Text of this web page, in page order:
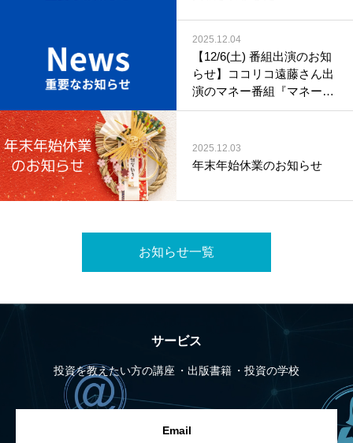
2025.12.04
【12/6(土) 番組出演のお知
らせ】ココリコ遠藤さん出
演のマネー番組『マネーリ
ーダー!!!』
2025.12.03
年末年始休業のお知らせ
お知らせ一覧
サービス
投資を教えたい方の講座 出版書籍 投資の学校
Email